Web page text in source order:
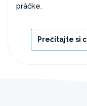
práčke.
Prečítajte si